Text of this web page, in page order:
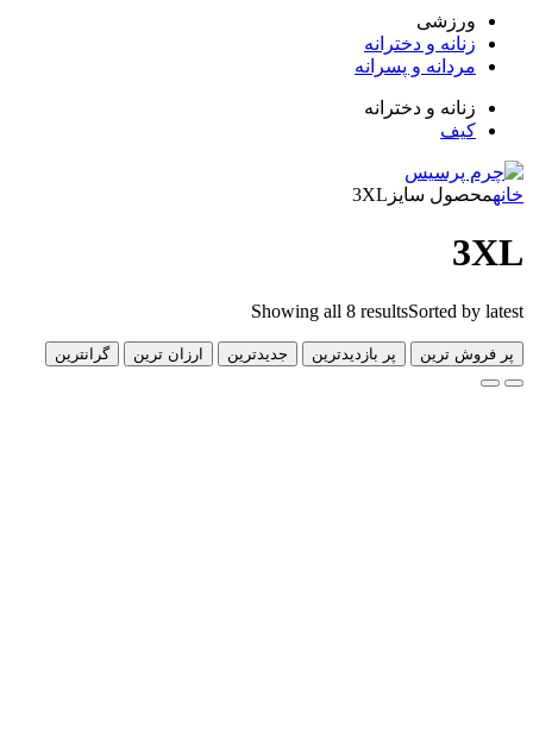
و دخترانه
و پسرانه
و دخترانه
سایز3XL
Showing all 8 resultsSorted
ترین پر بازدیدترین جدیدترین ارزان ترین گرانترین